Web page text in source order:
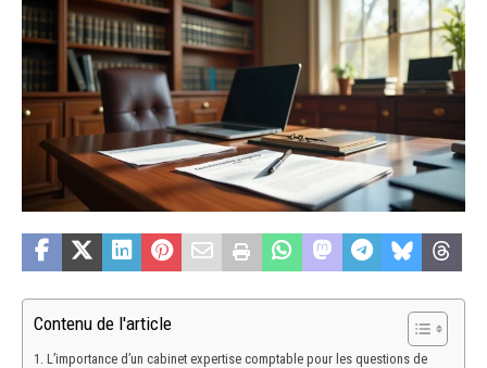
Contenu de l'article
L’importance d’un cabinet expertise comptable pour les questions de